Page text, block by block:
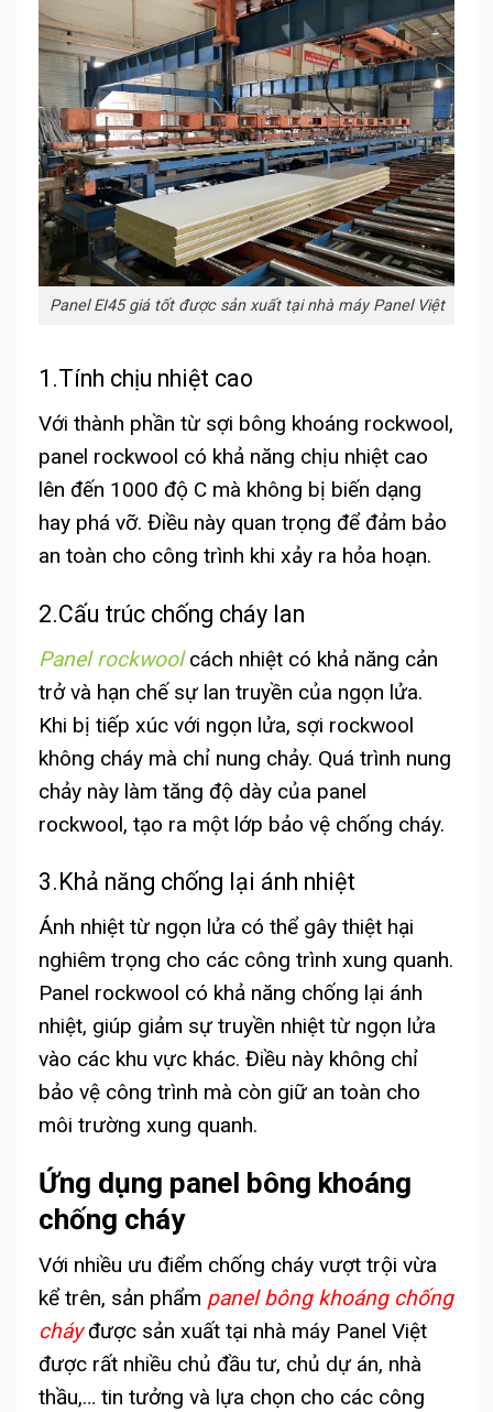
Panel EI45 giá tốt được sản xuất tại nhà máy Panel Việt
1.Tính chịu nhiệt cao
Với thành phần từ sợi bông khoáng rockwool,
panel rockwool có khả năng chịu nhiệt cao
lên đến 1000 độ C mà không bị biến dạng
hay phá vỡ. Điều này quan trọng để đảm bảo
an toàn cho công trình khi xảy ra hỏa hoạn.
2.Cấu trúc chống cháy lan
Panel rockwool cách nhiệt có khả năng cản
trở và hạn chế sự lan truyền của ngọn lửa.
Khi bị tiếp xúc với ngọn lửa, sợi rockwool
không cháy mà chỉ nung chảy. Quá trình nung
chảy này làm tăng độ dày của panel
rockwool, tạo ra một lớp bảo vệ chống cháy.
3.Khả năng chống lại ánh nhiệt
Ánh nhiệt từ ngọn lửa có thể gây thiệt hại
nghiêm trọng cho các công trình xung quanh.
Panel rockwool có khả năng chống lại ánh
nhiệt, giúp giảm sự truyền nhiệt từ ngọn lửa
vào các khu vực khác. Điều này không chỉ
bảo vệ công trình mà còn giữ an toàn cho
môi trường xung quanh.
Ứng dụng panel bông khoáng
chống cháy
Với nhiều ưu điểm chống cháy vượt trội vừa
kể trên, sản phẩm panel bông khoáng chống
cháyđược sản xuất tại nhà máy Panel Việt
được rất nhiều chủ đầu tư, chủ dự án, nhà
thầu,… tin tưởng và lựa chọn cho các công